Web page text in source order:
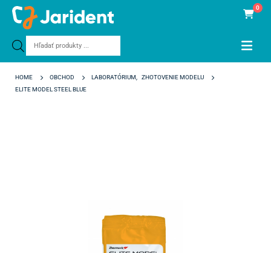
Products
0
HOME OBCHOD LABORATÓRIUM,
ZHOTOVENIE MODELU
ELITE MODEL STEEL BLUE